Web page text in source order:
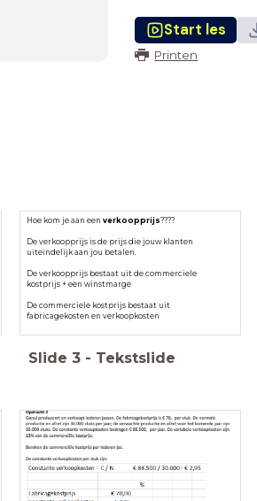
Start les
Printen
Hoe kom je aan een verkoopprijs????
De verkoopprijs is de prijs die jouw klanten
uiteindelijk aan jou betalen.
De verkoopprijs bestaat uit de commerciele
kostprijs + een winstmarge
De commerciele kostprijs bestaat uit
fabricagekosten en verkoopkosten
Slide 3 - Tekstslide